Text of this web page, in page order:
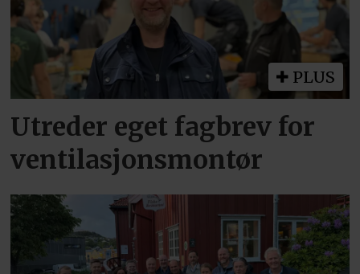
PLUS
Utreder eget fagbrev for
ventilasjonsmontør